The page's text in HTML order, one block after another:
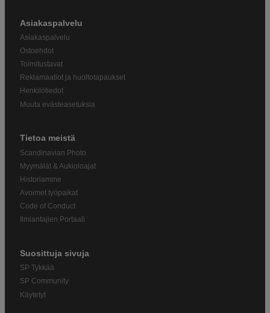
Asiakaspalvelu
Asiakaspalvelu
Ostoehdot
Toimitustavat
Reklamaatiot ja huoltotapaukset
Henkilötiedot
Muuta evästeasetuksia
Tietoa meistä
Scandinavian Photo
Myymälät & Aukioloajat
Historiamme
Avoimet työpaikat
Code of Conduct
Ilmiantajien Portaali
Suosittuja sivuja
SP Tykkää
SP Community
Käytetyt